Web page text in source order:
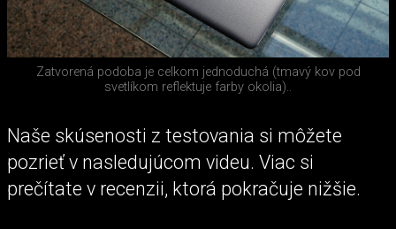
Zatvorená podoba je celkom jednoduchá (tmavý kov pod
svetlíkom reflektuje farby okolia)..
Naše skúsenosti z testovania si môžete
pozrieť v nasledujúcom videu. Viac si
prečítate v recenzii, ktorá pokračuje nižšie.